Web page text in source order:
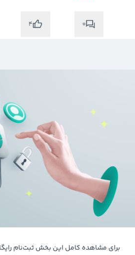
0
4
برای مشاهده کامل این بخش ثبت‌نام